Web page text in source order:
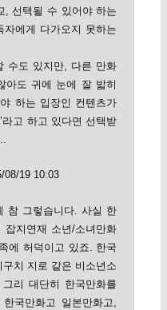
, 선택될 수 있어야 하는
에게 다가오지 못하는
수도 있지만, 다른 만화
아도 귀에 눈에 잘 밟히
하는 입장인 컨텐츠가
라고 하고 있다면 선택받
08/19 10:03
참 그렇습니다. 사실 한
지연재 소년/소녀만화
에 허덕이고 있죠. 한국
치 지로 같은 비소년소
리 대단히 한국만화를
국만화고 일본만화고,